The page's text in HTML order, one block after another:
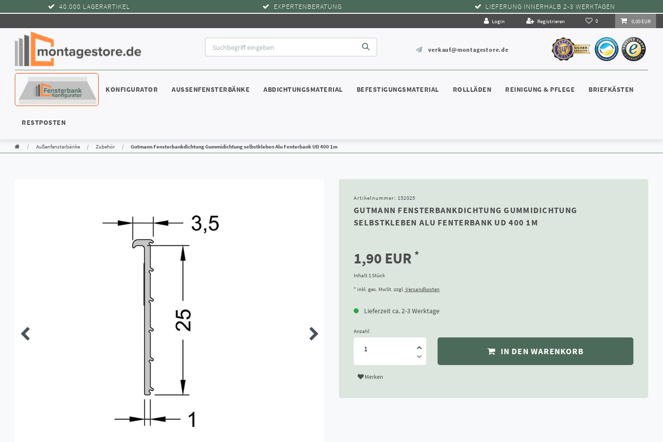
40.000 LAGERARTIKEL EXPERTENBERATUNG LIEFERUNG INNERHALB 2-3 WERKTAGEN
Login Registrieren 0 0,00 EUR
verkauf@montagestore.de
WIDERRUFSRECHT
KONFIGURATOR
AUSSENFENSTERBÄNKE ABDICHTUNGSMATERIAL BEFESTIGUNGSMATERIAL ROLLLÄDEN REINIGUNG & PFLEGE BRIEFKÄSTEN
RESTPOSTEN
Außenfensterbänke Zubehör Gutmann Fensterbankdichtung Gummidichtung selbstkleben Alu Fenterbank UD 400 1m
Artikelnummer: 152025
GUTMANN FENSTERBANKDICHTUNG GUMMIDICHTUNG
SELBSTKLEBEN ALU FENTERBANK UD 400 1M
1,90 EUR *
Inhalt 1Stück
* inkl. ges. MwSt. zzgl. Versandkosten
Lieferzeit ca. 2-3 Werktage
Anzahl
IN DEN WARENKORB
Merken